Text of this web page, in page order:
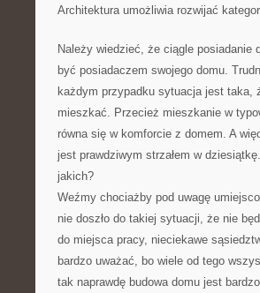
Architektura umożliwia rozwijać
Należy wiedzieć, że ciągle
być posiadaczem swojego domu.
każdym przypadku sytuacja jest taka,
mieszkać. Przecież mieszkanie w
równa się w komforcie z domem. A
jest prawdziwym strzałem w
jakich?
Weźmy chociażby pod uwagę
nie doszło do takiej sytuacji, że nie
do miejsca pracy, nieciekawe
bardzo uważać, bo wiele od tego
tak naprawdę budowa domu jest